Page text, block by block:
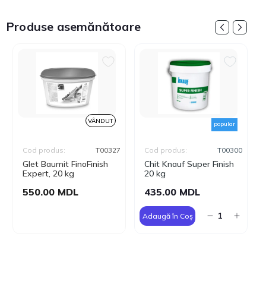
Produse asemănătoare
VÂNDUT
Glet Baumit FinoFinish
Expert, 20 kg
Cod produs: T00327
550.00 MDL
popular
Chit Knauf Super Finish
20 kg
Cod produs: T00300
435.00 MDL
Adaugă în Coș